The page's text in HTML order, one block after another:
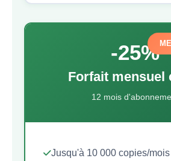
-25%
Forfait mensuel
12 mois
Jusqu'à 10 000 copies/mois